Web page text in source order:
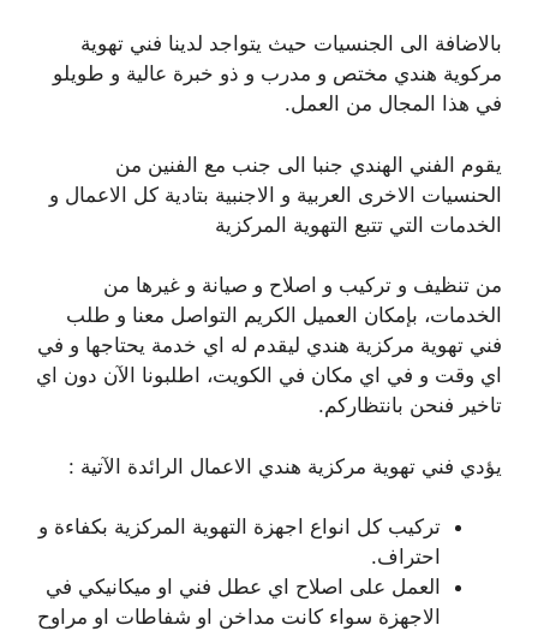
بالاضافة الى الجنسيات حيث يتواجد لدينا فني تهوية
مركوية هندي مختص و مدرب و ذو خبرة عالية و طويلو
في هذا المجال من العمل.
يقوم الفني الهندي جنبا الى جنب مع الفنين من
الحنسيات الاخرى العربية و الاجنبية بتادية كل الاعمال و
الخدمات التي تتبع التهوية المركزية
من تنظيف و تركيب و اصلاح و صيانة و غيرها من
الخدمات، بإمكان العميل الكريم التواصل معنا و طلب
فني تهوية مركزية هندي ليقدم له اي خدمة يحتاجها و في
اي وقت و في اي مكان في الكويت، اطلبونا الآن دون اي
تاخير فنحن بانتظاركم.
يؤدي فني تهوية مركزية هندي الاعمال الرائدة الآتية :
تركيب كل انواع اجهزة التهوية المركزية بكفاءة و
احتراف.
العمل على اصلاح اي عطل فني او ميكانيكي في
الاجهزة سواء كانت مداخن او شفاطات او مراوح